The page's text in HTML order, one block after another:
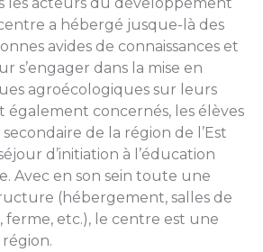
a hébergé jusque-là des
avides de connaissances et
s’engager dans la mise en
agroécologiques sur leurs
également concernés, les élèves
de la région de l’Est
d’initiation à l’éducation
Avec en son sein toute une
(hébergement, salles de
ferme, etc.), le centre est une